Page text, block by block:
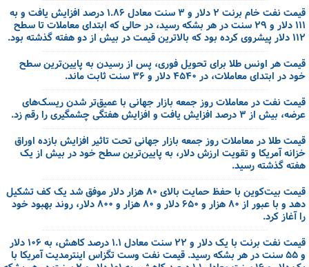
قیمت نفت خام برنت ۲ دلار و ۳ سنت معادل ۱.۸۶ درصد افزایش یافت و به
۱۱۱ دلار و ۲۹ سنت در هر بشکه رسید، در حالی که ابتدای معاملات تا سطح
۱۱۲ دلار پیشروی کرده بود که بالاترین قیمت در بیش از دو هفته گذشته بود.
قیمت هر اونس طلا برای تحویل فوری، پس از رسیدن به پایین‌ترین سطح
خود در ابتدای معاملات، در ۴۵۴۰ دلار و ۳۶ سنت ثابت ماند.
قیمت نفت در معاملات روز جمعه بازار جهانی با عمیق‌تر شدن ریسک‌های
عرضه، بیش از ۳ درصد افزایش یافت و افزایش هفتگی چشمگیری را رقم زد.
قیمت طلا در معاملات روز جمعه بازار جهانی تحت تاثیر افزایش بازده اوراق
خزانه آمریکا و تقویت ارزش دلار، به پایین‌ترین سطح خود در بیش از یک
هفته گذشته رسید.
قیمت بیت‌کوین با حفظ حمایت بالای ۸۰ هزار دلار موفق شد یک کف تشکیل
دهد و با عبور از ۸۰ هزار و ۶۵۰ دلار و ۸۰ هزار و ۸۰۰ دلار، روند بهبود خود
را آغاز کرد.
قیمت نفت برنت با یک دلار و ۲۲ سنت معادل ۱.۱ درصد کاهش، به ۱۰۶ دلار
و ۵۵ سنت در هر بشکه رسید. قیمت نفت وست تگزاس اینترمدیت آمریکا با